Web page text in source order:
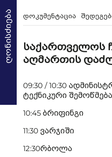
ღონისძიება დოკუმენტაცია
საქართველოს
აღმართის
09:30 / 10:30
ტექნიკური შემოწმება
10:45 ბრიფინგი
11:30 ვარჯიში
12:30რბოლა